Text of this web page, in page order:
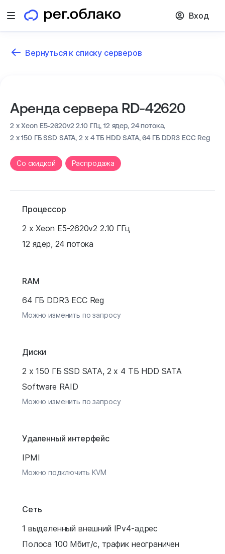
Открыть меню Вход
Вернуться к списку серверов
Аренда сервера RD-42620
2 x Xeon E5-2620v2 2.10 ГГц, 12 ядер, 24 потока,
2 x 150 ГБ SSD SATA, 2 x 4 ТБ HDD SATA, 64 ГБ DDR3 ECC Reg
Cо скидкой Распродажа
Процессор
2 x Xeon E5-2620v2 2.10 ГГц
12 ядер, 24 потока
RAM
64 ГБ DDR3 ECC Reg
Можно изменить по запросу
Диски
2 x 150 ГБ SSD SATA, 2 x 4 ТБ HDD SATA
Software RAID
Можно изменить по запросу
Удаленный интерфейс
IPMI
Можно подключить KVM
Сеть
1 выделенный внешний IPv4-адрес
Полоса 100 Мбит/с, трафик неограничен